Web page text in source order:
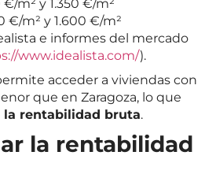
€/m² y 1.350 €/m²
€/m² y 1.600 €/m²
e informes del mercado
www.idealista.com/).
acceder a viviendas con
que en Zaragoza, lo que
rentabilidad bruta.
la rentabilidad